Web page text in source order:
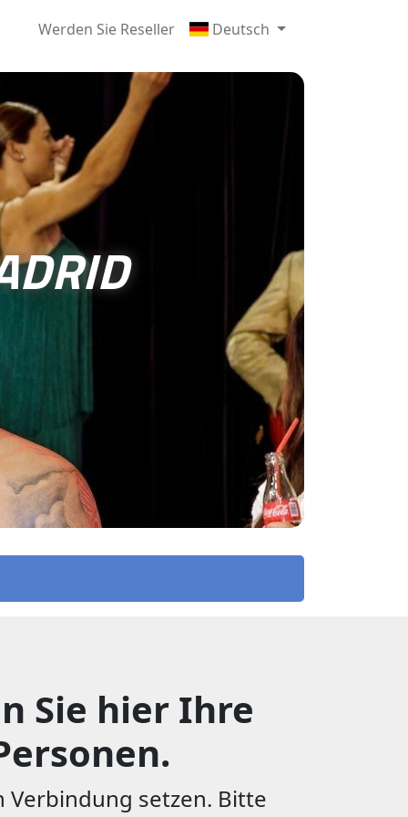
Werden Sie Reseller Deutsch
Sie hier Ihre
setzen. Bitte